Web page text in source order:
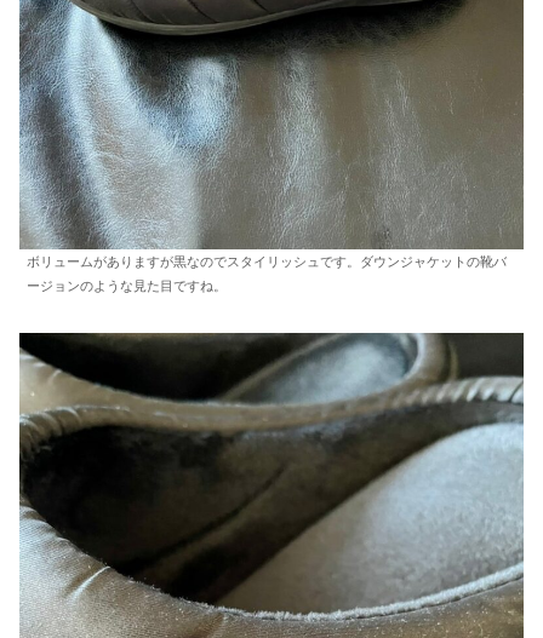
ボリュームがありますが黒なのでスタイリッシュです。ダウンジャケットの靴バ
ージョンのような見た目ですね。